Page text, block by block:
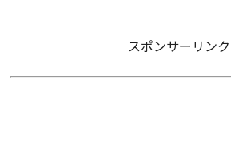
スポンサーリンク